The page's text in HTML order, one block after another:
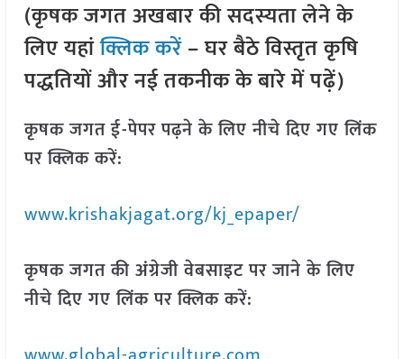
(कृषक जगत अखबार की सदस्यता लेने के
लिए यहांक्लिक करें– घर बैठे विस्तृत कृषि
पद्धतियों और नई तकनीक के बारे में पढ़ें)
कृषक जगत ई-पेपर पढ़ने के लिए नीचे दिए गए लिंक
पर क्लिक करें:
www.krishakjagat.org/kj_epaper/
कृषक जगत की अंग्रेजी वेबसाइट पर जाने के लिए
नीचे दिए गए लिंक पर क्लिक करें: